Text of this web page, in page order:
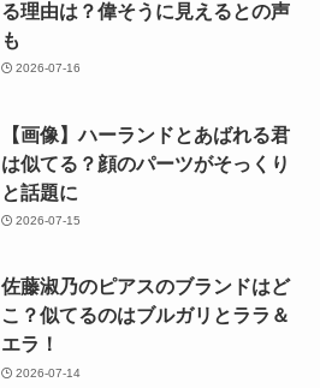
る理由は？偉そうに見えるとの声
も
2026-07-16
【画像】ハーランドとあばれる君
は似てる？顔のパーツがそっくり
と話題に
2026-07-15
佐藤淑乃のピアスのブランドはど
こ？似てるのはブルガリとララ＆
エラ！
2026-07-14